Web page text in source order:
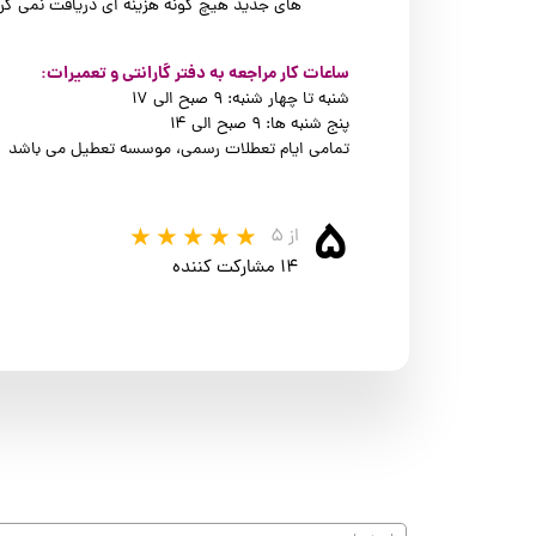
های جدید هیچ گونه هزینه ای دریافت نمی
ساعات کار مراجعه به دفتر گارانتی و تعمیرات:
شنبه تا چهار شنبه: ۹ صبح الی ۱۷
پنج شنبه ها: ۹ صبح الی ۱۴
تمامی ایام تعطلات رسمی، موسسه تعطیل می باشد
۵
از ۵
۱۴ مشارکت کننده